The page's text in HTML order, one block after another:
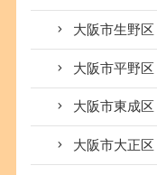
大阪市生野区
大阪市平野区
大阪市東成区
大阪市大正区